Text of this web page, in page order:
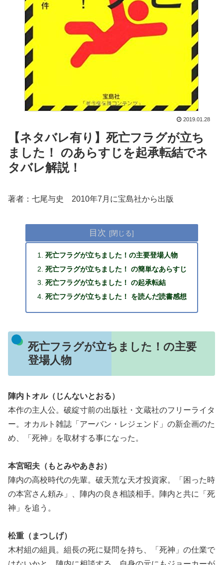
2019.01.28
【ネタバレ有り】死亡フラグが立ち
ました！ のあらすじを起承転結でネ
タバレ解説！
著者：七尾与史 2010年7月に宝島社から出版
目次
死亡フラグが立ちました！の主要登場人物
死亡フラグが立ちました！ の簡単なあらすじ
死亡フラグが立ちました！ の起承転結
死亡フラグが立ちました！ を読んだ読書感想
死亡フラグが立ちました！の主要
登場人物
陣内トオル（じんないとおる）
本作の主人公。破綻寸前の出版社・文蔵社のフリーライタ
ー。オカルト雑誌「アーバン・レジェンド」の新企画のた
め、「死神」を取材する事になった。
本宮昭夫（もとみやあきお）
陣内の高校時代の先輩。破天荒な天才投資家。「困った時
の本宮さん頼み」、陣内の良き相談相手。陣内と共に「死
神」を追う。
松重（まつしげ）
木村組の組員。組長の死に疑問を持ち、「死神」の仕業で